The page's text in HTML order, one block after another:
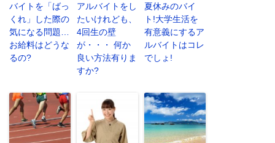
バイトを「ばっ
くれ」した際の
気になる問題…
お給料はどうな
るの?
アルバイトをし
たいけれども、
4回生の壁
が・・・ 何か
良い方法有りま
すか?
夏休みのバイ
ト!大学生活を
有意義にするア
ルバイトはコレ
でしょ!